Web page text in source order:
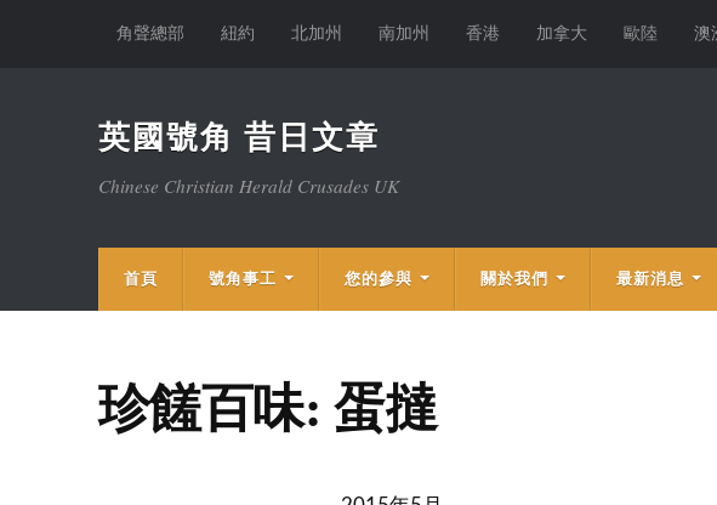
角聲總部 紐約 北加州 南加州 香港 加拿大 歐陸 澳
英國號角 昔日文章
Chinese Christian Herald Crusades UK
首頁 號角事工 您的參與 關於我們 最新消息
珍饈百味: 蛋撻